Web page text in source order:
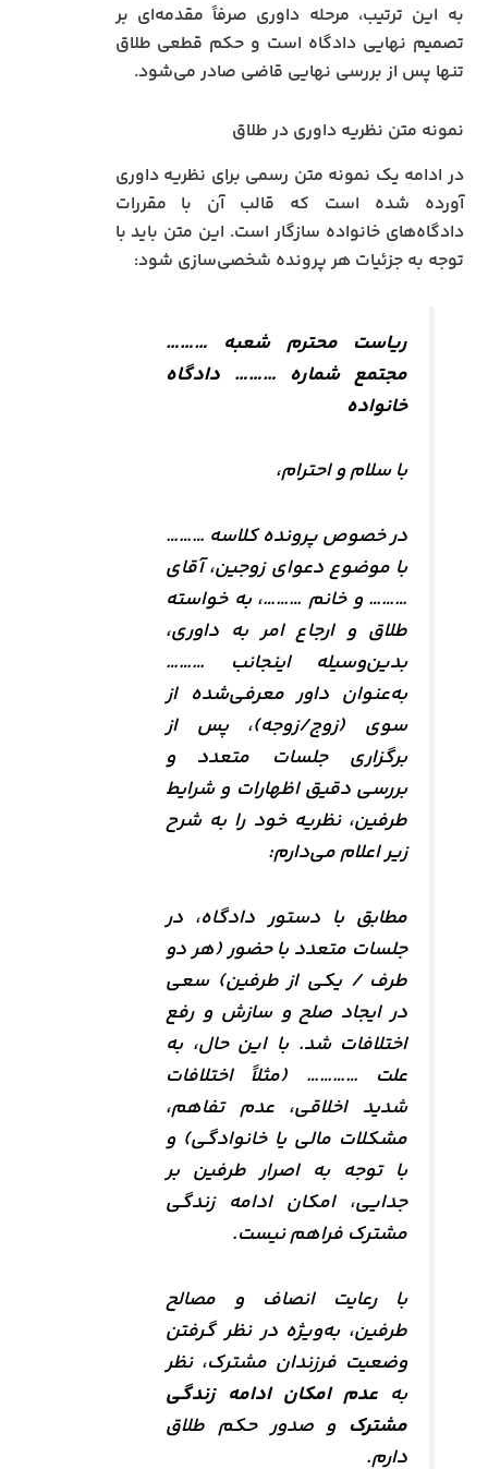
به این ترتیب، مرحله داوری صرفاً مقدمه‌ای بر
تصمیم نهایی دادگاه است و حکم قطعی طلاق
تنها پس از بررسی نهایی قاضی صادر می‌شود.
نمونه متن نظریه داوری در طلاق
در ادامه یک نمونه متن رسمی برای نظریه داوری
آورده شده است که قالب آن با مقررات
دادگاه‌های خانواده سازگار است. این متن باید با
توجه به جزئیات هر پرونده شخصی‌سازی شود:
ریاست محترم شعبه ………
مجتمع شماره ……… دادگاه
خانواده
با سلام و احترام،
در خصوص پرونده کلاسه ………
با موضوع دعوای زوجین، آقای
……… و خانم ………، به خواسته
طلاق و ارجاع امر به داوری،
بدین‌وسیله اینجانب ………
به‌عنوان داور معرفی‌شده از
سوی (زوج/زوجه)، پس از
برگزاری جلسات متعدد و
بررسی دقیق اظهارات و شرایط
طرفین، نظریه خود را به شرح
زیر اعلام می‌دارم:
مطابق با دستور دادگاه، در
جلسات متعدد با حضور (هر دو
طرف / یکی از طرفین) سعی
در ایجاد صلح و سازش و رفع
اختلافات شد. با این حال، به
علت ………… (مثلاً اختلافات
شدید اخلاقی، عدم تفاهم،
مشکلات مالی یا خانوادگی) و
با توجه به اصرار طرفین بر
جدایی، امکان ادامه زندگی
مشترک فراهم نیست.
با رعایت انصاف و مصالح
طرفین، به‌ویژه در نظر گرفتن
وضعیت فرزندان مشترک، نظر
به عدم امکان ادامه زندگی
مشترک و صدور حکم طلاق
دارم.